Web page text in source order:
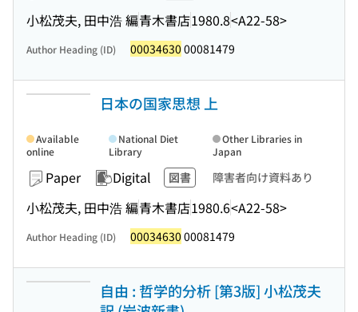
小松茂夫, 田中浩 編青木書店1980.8<A22-58>
Author Heading (ID) 00034630 00081479
日本の国家思想 上
Paper Digital 図書 障害者向け資料あり
小松茂夫, 田中浩 編青木書店1980.6<A22-58>
Available
online
National Diet
Library
Other Libraries in
Japan
Author Heading (ID) 00034630 00081479
自由 : 哲学的分析 [第3版] 小松茂夫